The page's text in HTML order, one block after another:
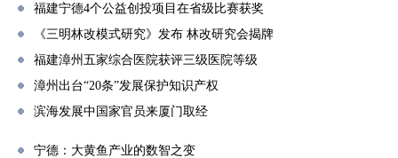
福建宁德4个公益创投项目在省级比赛获奖
《三明林改模式研究》发布 林改研究会揭牌
福建漳州五家综合医院获评三级医院等级
漳州出台“20条”发展保护知识产权
滨海发展中国家官员来厦门取经
宁德：大黄鱼产业的数智之变